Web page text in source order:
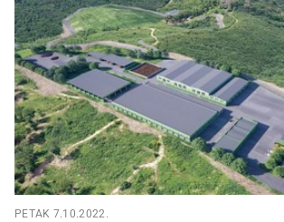
PETAK 7.10.2022.